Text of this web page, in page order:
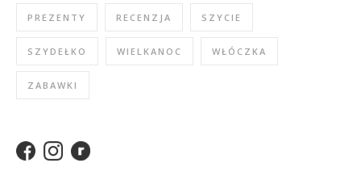
PREZENTY RECENZJA SZYCIE
SZYDEŁKO WIELKANOC WŁÓCZKA
ZABAWKI